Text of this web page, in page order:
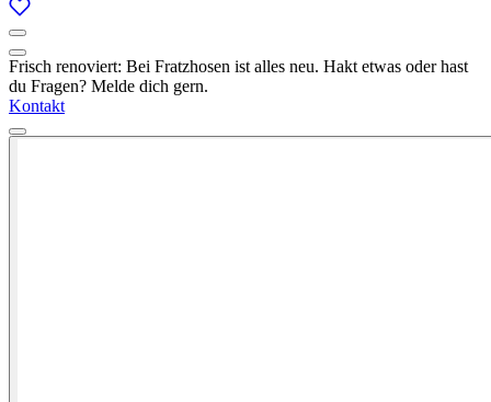
Frisch renoviert: Bei Fratzhosen ist alles neu. Hakt etwas oder hast
du Fragen? Melde dich gern.
Kontakt